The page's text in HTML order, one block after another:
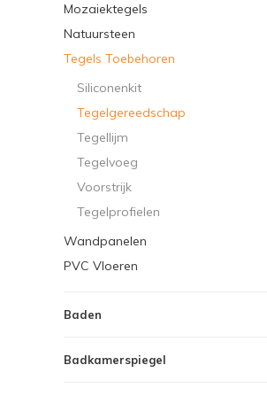
Mozaiektegels
Natuursteen
Tegels Toebehoren
Siliconenkit
Tegelgereedschap
Tegellijm
Tegelvoeg
Voorstrijk
Tegelprofielen
Wandpanelen
PVC Vloeren
Baden
Badkamerspiegel